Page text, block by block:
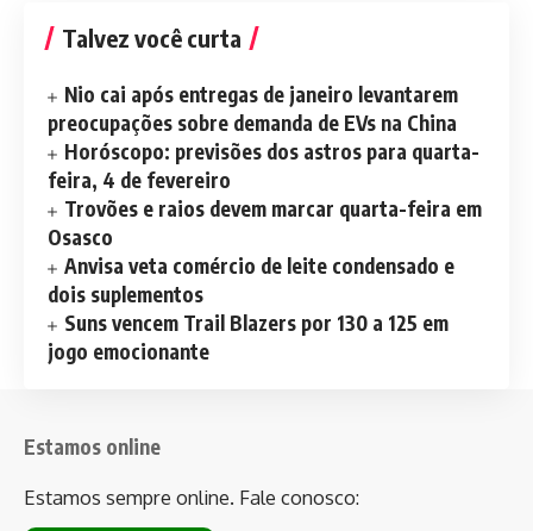
Talvez você curta
Nio cai após entregas de janeiro levantarem
preocupações sobre demanda de EVs na China
Horóscopo: previsões dos astros para quarta-
feira, 4 de fevereiro
Trovões e raios devem marcar quarta-feira em
Osasco
Anvisa veta comércio de leite condensado e
dois suplementos
Suns vencem Trail Blazers por 130 a 125 em
jogo emocionante
Estamos online
Estamos sempre online. Fale conosco: